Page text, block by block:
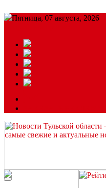
Пятница, 07 августа, 2026
Читайте последние новости
“ЗаНовомосковск”